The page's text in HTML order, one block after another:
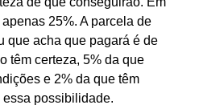
25%. A parcela de
que acha que pagará é de
têm certeza, 5% da que
e 2% da que têm
possibilidade.